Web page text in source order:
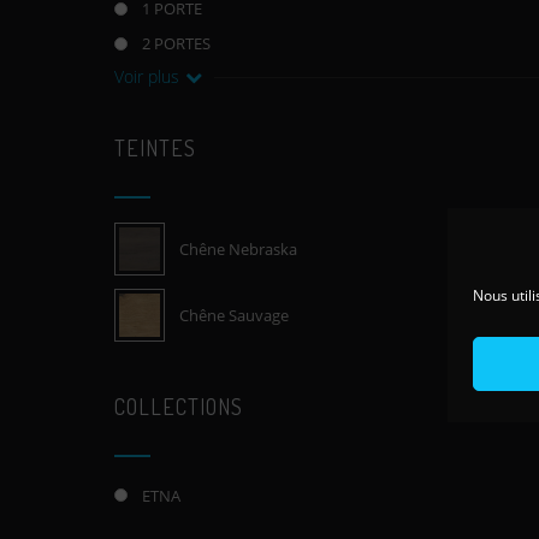
Nous
1 PORTE
2 PORTES
Voir plus
TEINTES
Chêne Nebraska
Chêne Sauvage
COLLECTIONS
ETNA